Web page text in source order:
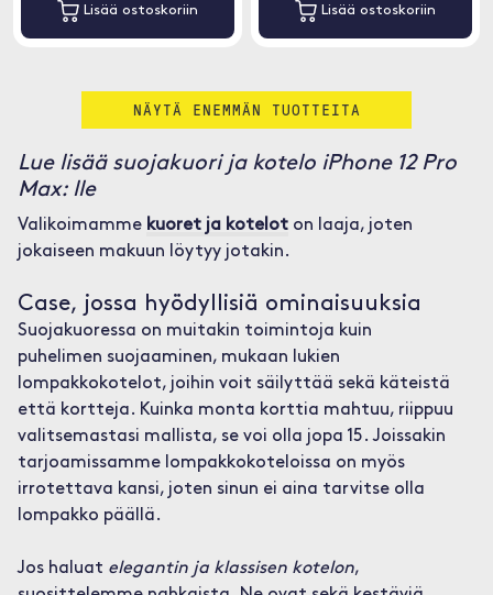
Lisää ostoskoriin Lisää ostoskoriin
NÄYTÄ ENEMMÄN TUOTTEITA
Lue lisää suojakuori ja kotelo iPhone 12 Pro
Max: lle
Valikoimamme kuoret ja koteloton laaja, joten
jokaiseen makuun löytyy jotakin.
Case, jossa hyödyllisiä ominaisuuksia
Suojakuoressa on muitakin toimintoja kuin
puhelimen suojaaminen, mukaan lukien
lompakkokotelot, joihin voit säilyttää sekä käteistä
että kortteja. Kuinka monta korttia mahtuu, riippuu
valitsemastasi mallista, se voi olla jopa 15. Joissakin
tarjoamissamme lompakkokoteloissa on myös
irrotettava kansi, joten sinun ei aina tarvitse olla
lompakko päällä.
Jos haluat elegantin ja klassisen kotelon,